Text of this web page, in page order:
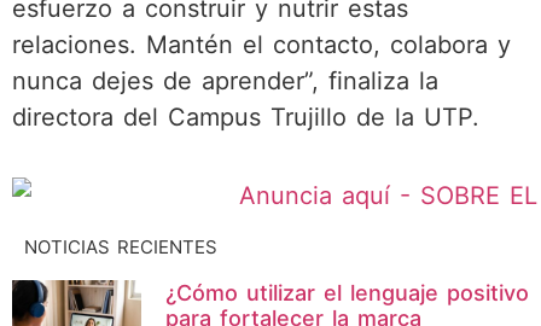
esfuerzo a construir y nutrir estas
relaciones. Mantén el contacto, colabora y
nunca dejes de aprender”, finaliza la
directora del Campus Trujillo de la UTP.
NOTICIAS RECIENTES
¿Cómo utilizar el lenguaje positivo
para fortalecer la marca